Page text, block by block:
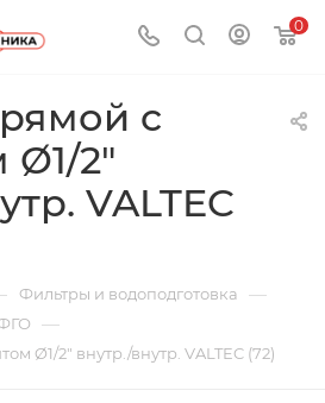
0
c
Ø1/2"
VALTEC
Фильтры и водоподготовка —
—
Ø1/2" внутр./внутр. VALTEC (72)